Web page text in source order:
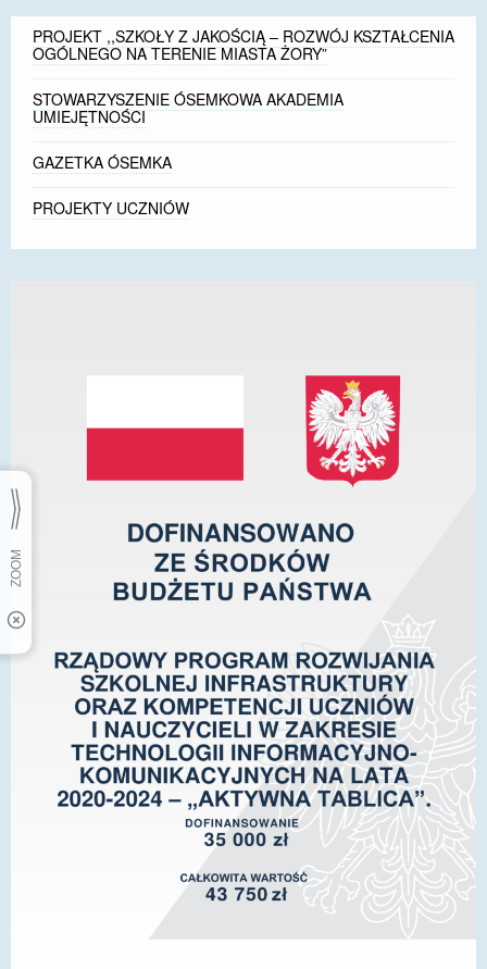
PROJEKT ,,SZKOŁY Z JAKOŚCIĄ – ROZWÓJ KSZTAŁCENIA
OGÓLNEGO NA TERENIE MIASTA ŻORY”
STOWARZYSZENIE ÓSEMKOWA AKADEMIA
UMIEJĘTNOŚCI
GAZETKA ÓSEMKA
PROJEKTY UCZNIÓW